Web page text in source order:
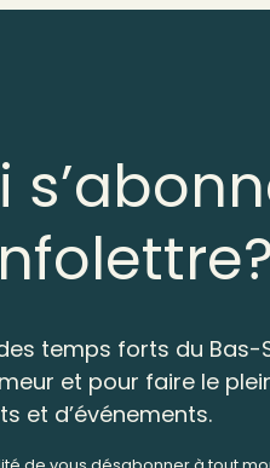
temps forts du Bas-
et pour faire le
et d’événements.